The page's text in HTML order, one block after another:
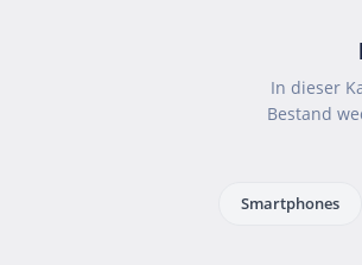
In dieser
Bestand
Smartphones